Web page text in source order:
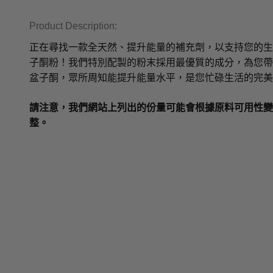
Product Description:
正在尋找一款全天然、提升能量的補充劑，以支持您的
子酮粉！我們特別配製的粉末採用最優質的成分，為您
盆子酮，眾所周知能提升能量水平，是您忙碌生活的完
請注意，我們網站上列出的份量可能會根據原料可用性
整。